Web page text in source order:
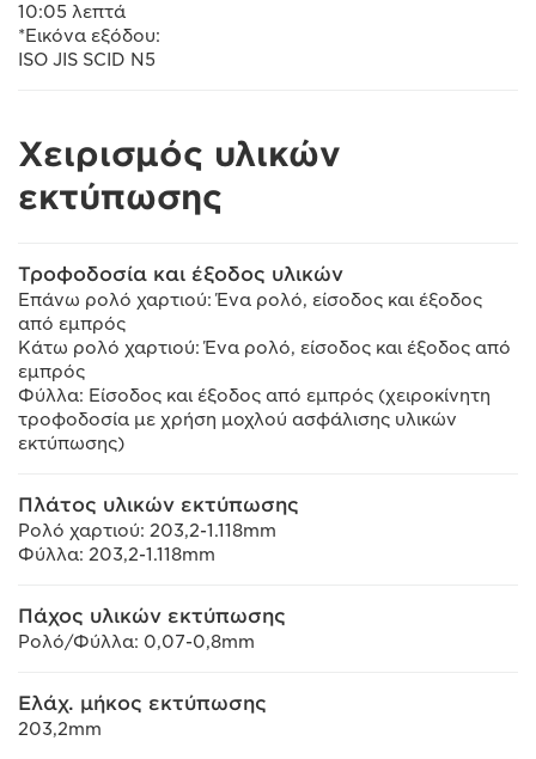
10:05 λεπτά
*Εικόνα εξόδου:
ISO JIS SCID N5
Χειρισμός υλικών
εκτύπωσης
Τροφοδοσία και έξοδος υλικών
Επάνω ρολό χαρτιού: Ένα ρολό, είσοδος και έξοδος
από εμπρός
Κάτω ρολό χαρτιού: Ένα ρολό, είσοδος και έξοδος από
εμπρός
Φύλλα: Είσοδος και έξοδος από εμπρός (χειροκίνητη
τροφοδοσία με χρήση μοχλού ασφάλισης υλικών
εκτύπωσης)
Πλάτος υλικών εκτύπωσης
Ρολό χαρτιού: 203,2-1.118mm
Φύλλα: 203,2-1.118mm
Πάχος υλικών εκτύπωσης
Ρολό/Φύλλα: 0,07-0,8mm
Ελάχ. μήκος εκτύπωσης
203,2mm